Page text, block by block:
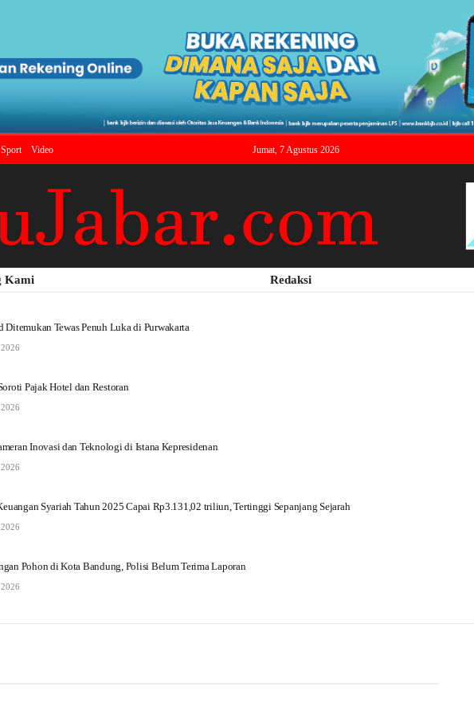
Sport Video Jumat, 7 Agustus 2026
Kami Redaksi
Tewas Penuh Luka di Purwakarta
Pajak Hotel dan Restoran
Inovasi dan Teknologi di Istana Kepresidenan
Syariah Tahun 2025 Capai Rp3.131,02 triliun, Tertinggi Sepanjang Sejarah
Pohon di Kota Bandung, Polisi Belum Terima Laporan